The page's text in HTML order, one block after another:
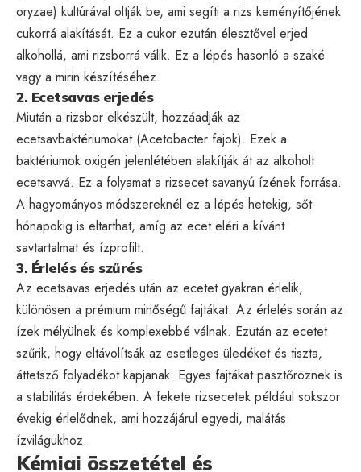
oryzae) kultúrával oltják be, ami segíti a rizs keményítőjének
cukorrá alakítását. Ez a cukor ezután élesztővel erjed
alkohollá, ami rizsborrá válik. Ez a lépés hasonló a szaké
vagy a mirin készítéséhez.
2. Ecetsavas erjedés
Miután a rizsbor elkészült, hozzáadják az
ecetsavbaktériumokat (Acetobacter fajok). Ezek a
baktériumok oxigén jelenlétében alakítják át az alkoholt
ecetsavvá. Ez a folyamat a rizsecet savanyú ízének forrása.
A hagyományos módszereknél ez a lépés hetekig, sőt
hónapokig is eltarthat, amíg az ecet eléri a kívánt
savtartalmat és ízprofilt.
3. Érlelés és szűrés
Az ecetsavas erjedés után az ecetet gyakran érlelik,
különösen a prémium minőségű fajtákat. Az érlelés során az
ízek mélyülnek és komplexebbé válnak. Ezután az ecetet
szűrik, hogy eltávolítsák az esetleges üledéket és tiszta,
áttetsző folyadékot kapjanak. Egyes fajtákat pasztőröznek is
a stabilitás érdekében. A fekete rizsecetek például sokszor
évekig érlelődnek, ami hozzájárul egyedi, malátás
ízvilágukhoz.
Kémiai összetétel és